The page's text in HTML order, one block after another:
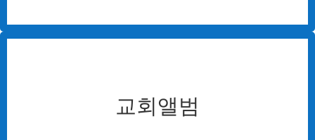
교회앨범